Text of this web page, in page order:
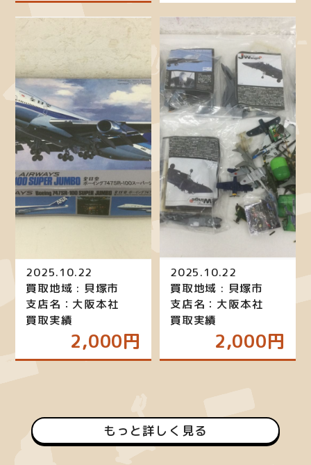
2025.10.22
買取地域 : 貝塚市
支店名：大阪本社
買取実績
2,000円
2025.10.22
買取地域 : 貝塚市
支店名：大阪本社
買取実績
2,000円
もっと詳しく見る